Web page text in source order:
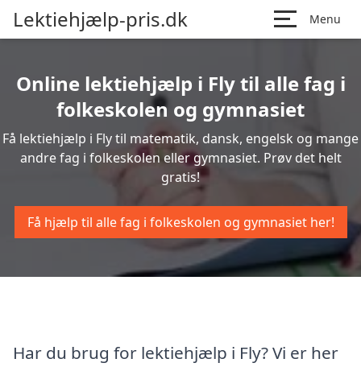
Lektiehjælp-pris.dk Menu
Online lektiehjælp i Fly til alle fag i
folkeskolen og gymnasiet
Få lektiehjælp i Fly til matematik, dansk, engelsk og mange
andre fag i folkeskolen eller gymnasiet. Prøv det helt
gratis!
Få hjælp til alle fag i folkeskolen og gymnasiet her!
Har du brug for lektiehjælp i Fly? Vi er her